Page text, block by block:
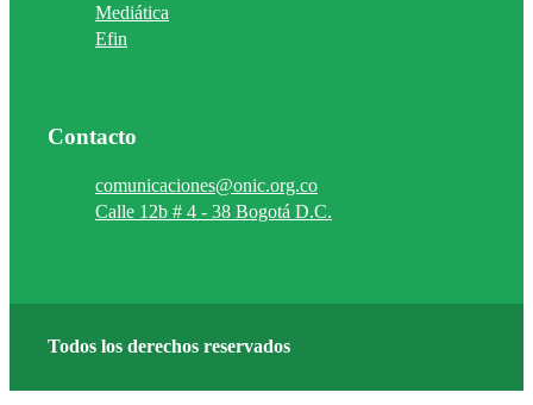
Mediática
Efin
Contacto
comunicaciones@onic.org.co
Calle 12b # 4 - 38 Bogotá D.C.
Todos los derechos reservados